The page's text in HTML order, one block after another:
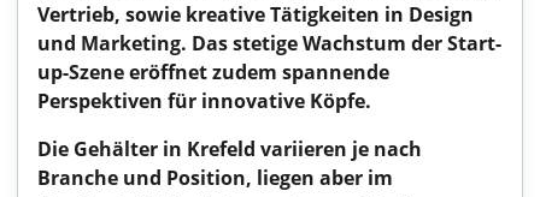
Vertrieb, sowie kreative Tätigkeiten in Design
und Marketing. Das stetige Wachstum der Start-
up-Szene eröffnet zudem spannende
Perspektiven für innovative Köpfe.
Die Gehälter in Krefeld variieren je nach
Branche und Position, liegen aber im